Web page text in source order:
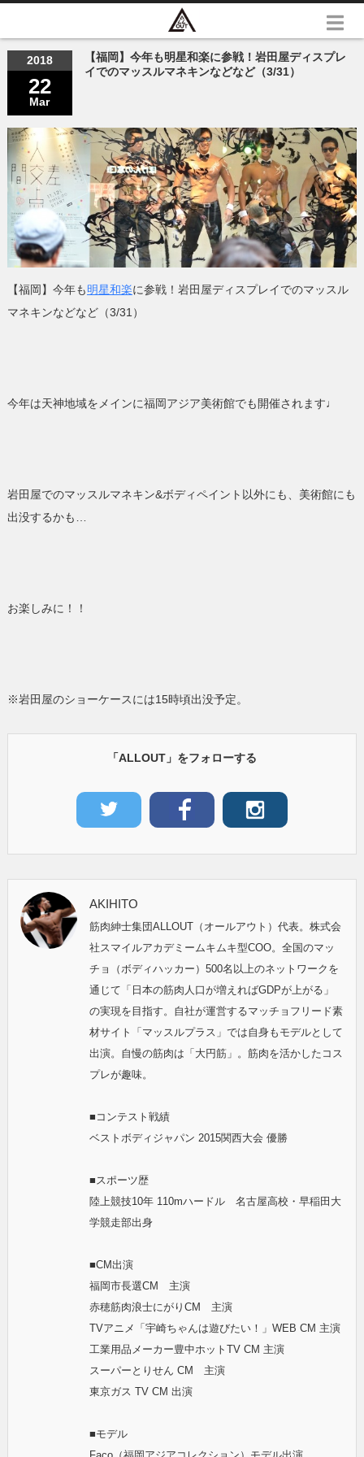
2018
22
Mar
【福岡】今年も明星和楽に参戦！岩田屋ディスプレ
イでのマッスルマネキンなどなど（3/31）
【福岡】今年も明星和楽に参戦！岩田屋ディスプレイでのマッスル
マネキンなどなど（3/31）
今年は天神地域をメインに福岡アジア美術館でも開催されます♩
岩田屋でのマッスルマネキン&ボディペイント以外にも、美術館にも
出没するかも…
お楽しみに！！
※岩田屋のショーケースには15時頃出没予定。
「ALLOUT」をフォローする
AKIHITO
筋肉紳士集団ALLOUT（オールアウト）代表。株式会
社スマイルアカデミームキムキ型COO。全国のマッ
チョ（ボディハッカー）500名以上のネットワークを
通じて「日本の筋肉人口が増えればGDPが上がる」
の実現を目指す。自社が運営するマッチョフリード素
材サイト「マッスルプラス」では自身もモデルとして
出演。自慢の筋肉は「大円筋」。筋肉を活かしたコス
プレが趣味。
■コンテスト戦績
ベストボディジャパン 2015関西大会 優勝
■スポーツ歴
陸上競技10年 110mハードル 名古屋高校・早稲田大
学競走部出身
■CM出演
福岡市長選CM 主演
赤穂筋肉浪士にがりCM 主演
TVアニメ「宇崎ちゃんは遊びたい！」WEB CM 主演
工業用品メーカー豊中ホットTV CM 主演
スーパーとりせん CM 主演
東京ガス TV CM 出演
■モデル